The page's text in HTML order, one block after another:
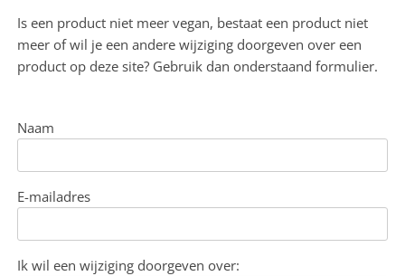
Is een product niet meer vegan, bestaat een product niet
meer of wil je een andere wijziging doorgeven over een
product op deze site? Gebruik dan onderstaand formulier.
Naam
E-mailadres
Ik wil een wijziging doorgeven over: